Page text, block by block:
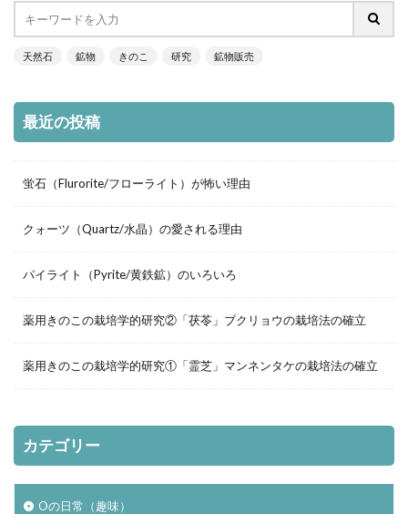
天然石 鉱物 きのこ 研究 鉱物販売
最近の投稿
蛍石（Flurorite/フローライト）が怖い理由
クォーツ（Quartz/水晶）の愛される理由
パイライト（Pyrite/黄鉄鉱）のいろいろ
薬用きのこの栽培学的研究②「茯苓」ブクリョウの栽培法の確立
薬用きのこの栽培学的研究①「霊芝」マンネンタケの栽培法の確立
カテゴリー
Oの日常（趣味）